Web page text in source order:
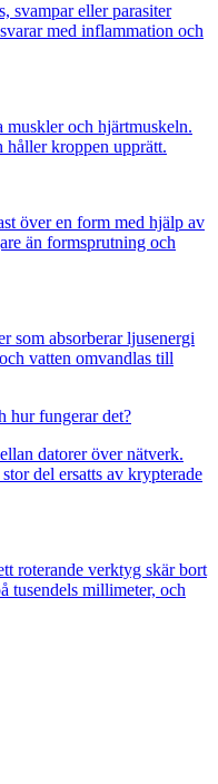
svampar eller parasiter
med inflammation och
muskler och hjärtmuskeln.
håller kroppen upprätt.
över en form med hjälp av
än formsprutning och
som absorberar ljusenergi
vatten omvandlas till
hur fungerar det?
datorer över nätverk.
del ersatts av krypterade
roterande verktyg skär bort
tusendels millimeter, och